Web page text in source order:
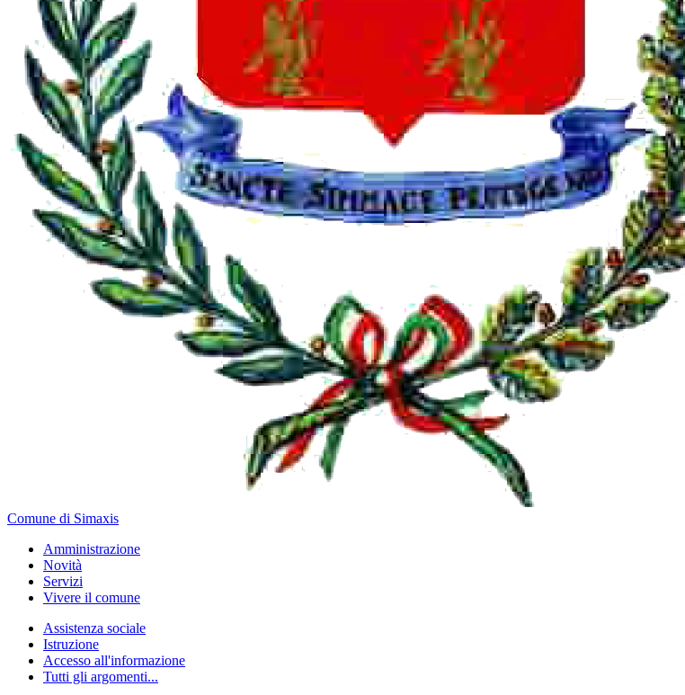
Comune di Simaxis
Amministrazione
Novità
Servizi
Vivere il comune
Assistenza sociale
Istruzione
Accesso all'informazione
Tutti gli argomenti...